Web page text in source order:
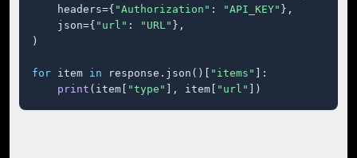
    headers={
"Authorization" : "API_KEY" },
    json={
"url" : "URL" },
)
for item in response.json()[ "items"
]:
print (item[ "type" ], item[ "url" ])